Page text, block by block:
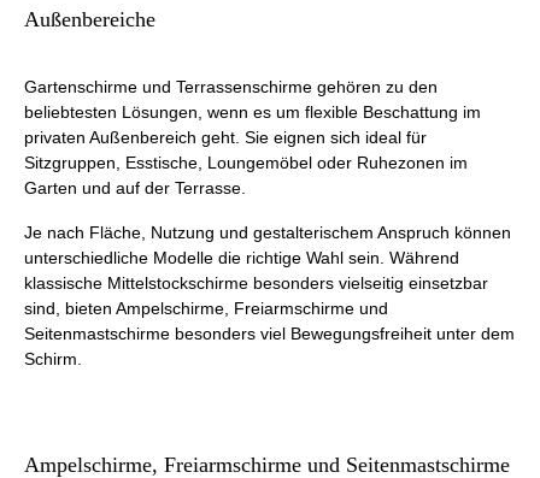
Außenbereiche
Gartenschirme und Terrassenschirme gehören zu den
beliebtesten Lösungen, wenn es um flexible Beschattung im
privaten Außenbereich geht. Sie eignen sich ideal für
Sitzgruppen, Esstische, Loungemöbel oder Ruhezonen im
Garten und auf der Terrasse.
Je nach Fläche, Nutzung und gestalterischem Anspruch können
unterschiedliche Modelle die richtige Wahl sein. Während
klassische Mittelstockschirme besonders vielseitig einsetzbar
sind, bieten Ampelschirme, Freiarmschirme und
Seitenmastschirme besonders viel Bewegungsfreiheit unter dem
Schirm.
Ampelschirme, Freiarmschirme und Seitenmastschirme